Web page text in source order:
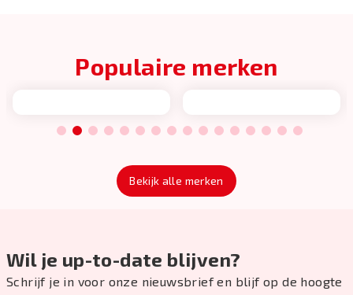
Populaire merken
1 2 3 4 5 6 7 8 9 10 11 12 13 14 15 16
Bekijk alle merken
Wil je up-to-date blijven?
Schrijf je in voor onze nieuwsbrief en blijf op de hoogte